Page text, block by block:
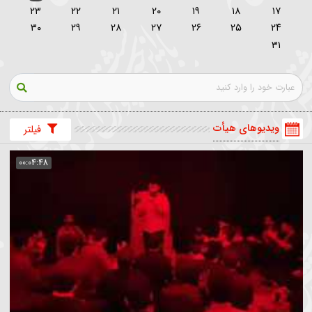
تقویم هیأت برنامه ها
ی د س چ پ ج
۳
۴ ۵ ۶ ۷ ۸
۹
۱۱ ۱۲ ۱۳ ۱۴ ۱۵
۱۶
۱۷
۱۸ ۱۹ ۲۰ ۲۱ ۲۲ ۲۳
۳۰
ویدیوهای هیأت فیلتر